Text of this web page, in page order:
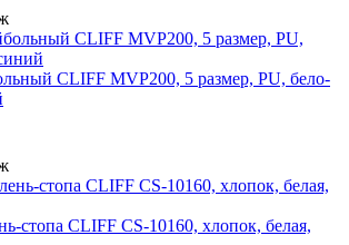
CLIFF MVP200, 5 размер, PU, бело-
стопа CLIFF CS-10160, хлопок, белая,